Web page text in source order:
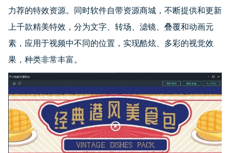
力荐的特效资源。同时软件自带资源商城，不断提供和更新
上千款精美特效，分为文字、转场、滤镜、叠覆和动画元
素，应用于视频中不同的位置，实现酷炫、多彩的视觉效
果，种类非常丰富。